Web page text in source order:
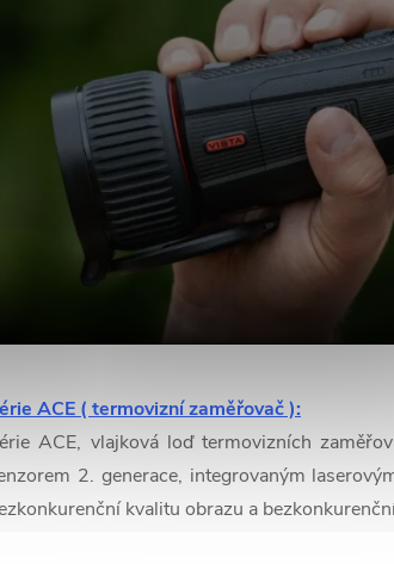
ACE ( termovizní zaměřovač ):
ACE, vlajková loď termovizních
2. generace, integrovaným
kvalitu obrazu a